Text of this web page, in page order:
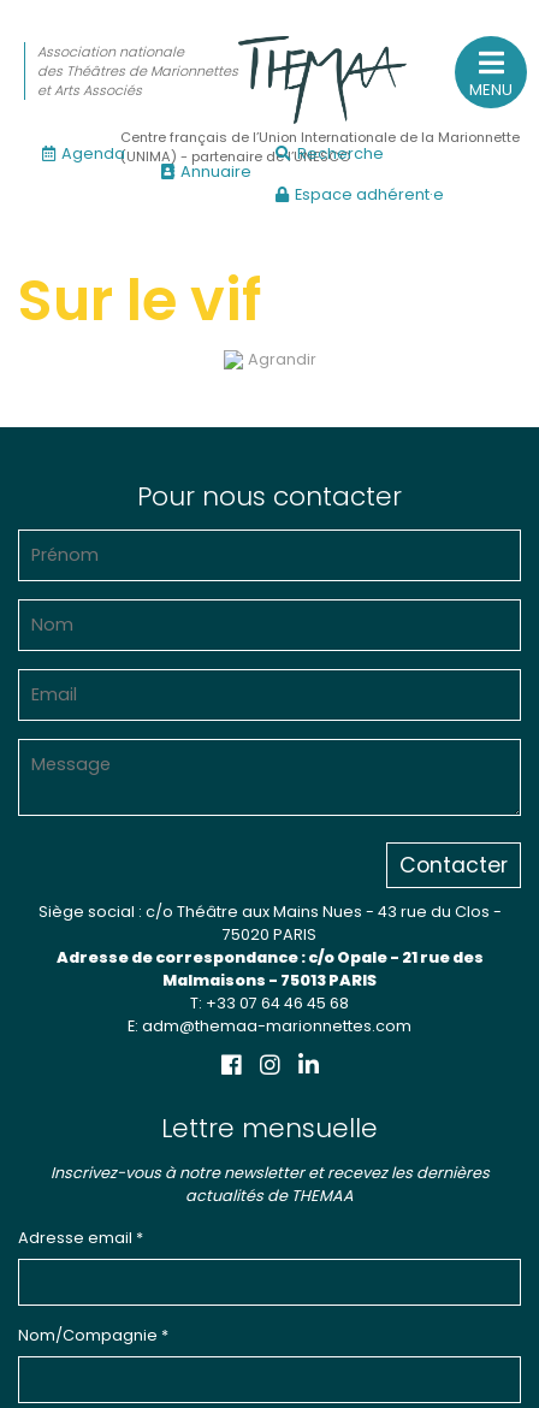
(Actualités, annonces, vie professionnelle)
Sur le vif
Sur le fond
(Fonctionnement, gouvernance, groupes de travail,
Sur le terrain
(Portraits, actions, collaborations)
Sur l’étagère
MENU
Association nationale
des Théâtres de Marionnettes
et Arts Associés
Centre français de l’Union Internationale de la Marionnette
(UNIMA) - partenaire de l’UNESCO
Agenda
Annuaire
Recherche
Espace adhérent·e
Sur le vif
Agrandir
Pour nous contacter
Contacter
Siège social : c/o Théâtre aux Mains Nues - 43 rue du Clos -
75020 PARIS
Adresse de correspondance : c/o Opale - 21 rue des
Malmaisons - 75013 PARIS
T: +33 07 64 46 45 68
E: adm@themaa-marionnettes.com
Lettre mensuelle
Inscrivez-vous à notre newsletter et recevez les dernières
actualités de THEMAA
Adresse email *
Nom/Compagnie *